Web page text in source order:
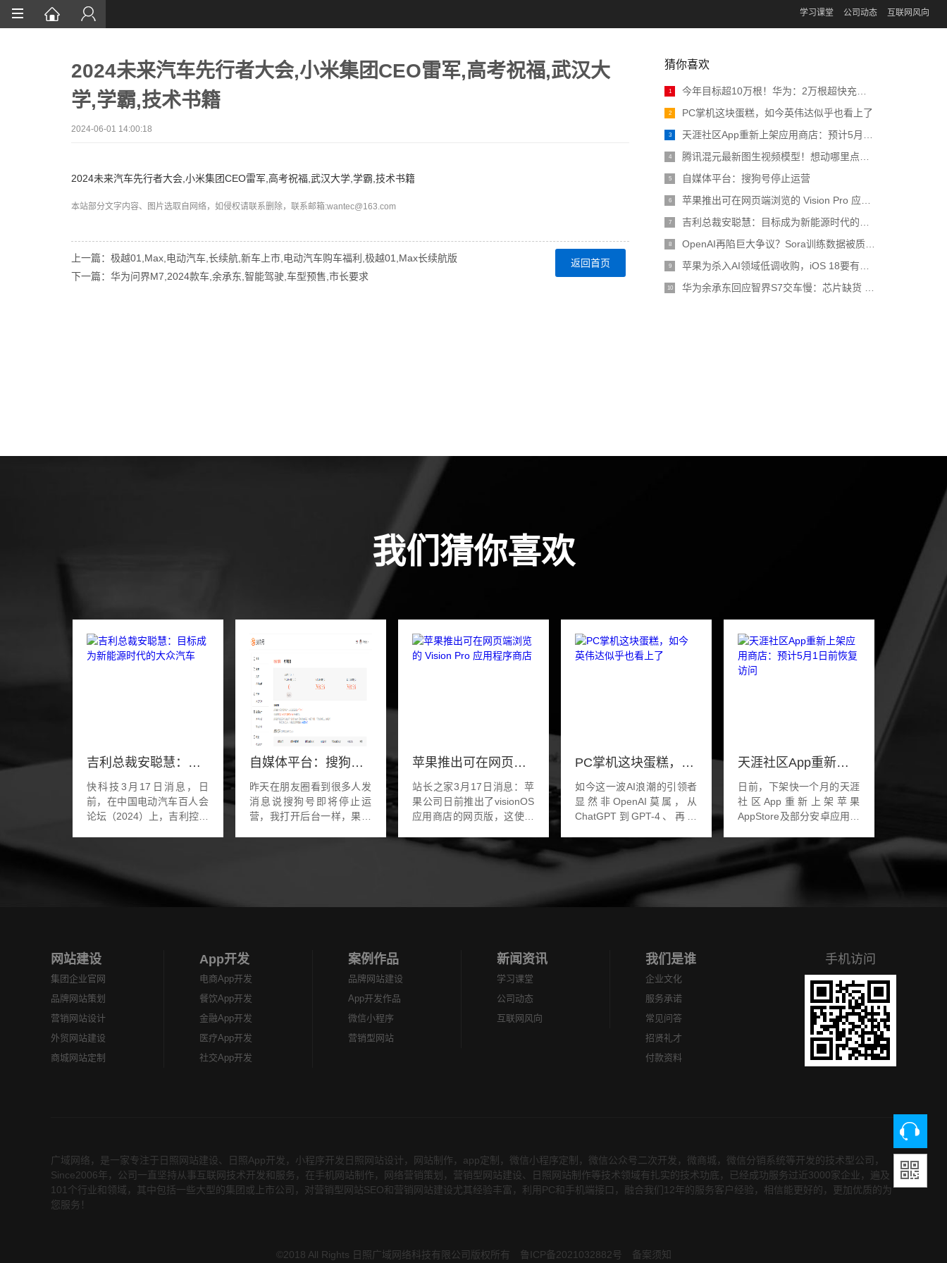
学习课堂 公司动态 互联网风向
2024未来汽车先行者大会,小米集团CEO雷军,高考祝福,武汉大
学,学霸,技术书籍
2024-06-01 14:00:18
2024未来汽车先行者大会,小米集团CEO雷军,高考祝福,武汉大学,学霸,技术书籍
本站部分文字内容、图片选取自网络，如侵权请联系删除，联系邮箱:wantec@163.com
返回首页
上一篇：极越01,Max,电动汽车,长续航,新车上市,电动汽车购车福利,极越01,Max长续航版
下一篇：华为问界M7,2024款车,余承东,智能驾驶,车型预售,市长要求
猜你喜欢
1 今年目标超10万根！华为：2万根超快充充电桩投入运营
2 PC掌机这块蛋糕，如今英伟达似乎也看上了
3 天涯社区App重新上架应用商店：预计5月1日前恢复访问
4 腾讯混元最新图生视频模型！想动哪里点哪里，诸葛青睁眼原来长这样 | 开源
5 自媒体平台：搜狗号停止运营
6 苹果推出可在网页端浏览的 Vision Pro 应用程序商店
7 吉利总裁安聪慧：目标成为新能源时代的大众汽车
8 OpenAI再陷巨大争议？Sora训练数据被质疑非法，CTO采访疯狂翻车
9 苹果为杀入AI领域低调收购，iOS 18要有大动作
10 华为余承东回应智界S7交车慢：芯片缺货 预计4月恢复正常
我们猜你喜欢
吉利总裁安聪慧：目标成为新能源时代的大众汽车
快科技3月17日消息，日
前，在中国电动汽车百人会
论坛（2024）上，吉利控股
标，就是我们通过努力希...
自媒体平台：搜狗号停止运营
昨天在朋友圈看到很多人发
消息说搜狗号即将停止运
营，我打开后台一样，果然
苹果推出可在网页端浏览的 Vision Pro 应用程序商店
站长之家3月17日消息：苹
果公司日前推出了visionOS
应用商店的网页版，这使得
者能够在线查看适用于该设
备的各种应用程序。正如
PC掌机这块蛋糕，如今英伟达似乎也看上了
如今这一波AI浪潮的引领者
显然非OpenAI莫属，从
ChatGPT到GPT-4、再到
的成功，但这家公司并不没
有吃到最大红利，真正闷声
天涯社区App重新上架应用商店：预计5月1日前恢复访问
日前，下架快一个月的天涯
社区App重新上架苹果
AppStore及部分安卓应用商
7.3.0。目前天涯社区App无
法注册账号、登陆账号，选
择注册账号时会提示未能...
网站建设
集团企业官网
品牌网站策划
营销网站设计
外贸网站建设
商城网站定制
App开发
电商App开发
餐饮App开发
金融App开发
医疗App开发
社交App开发
案例作品
品牌网站建设
App开发作品
微信小程序
营销型网站
新闻资讯
学习课堂
公司动态
互联网风向
我们是谁
企业文化
服务承诺
常见问答
招贤礼才
付款资料
手机访问
广域网络，是一家专注于 日照网站建设、 日照App开发 ，小程序开发日照网站设计，网站制作，app定制，微信小程序定制，微信公众号二次开发，微商城，微信分销系统等开发的技术型公司，
Since2006年，公司一直坚持从事互联网技术开发和服务，在手机网站制作，网络营销策划，营销型网站建设、日照网站制作等技术领域有扎实的技术功底，已经成功服务过近3000家企业，遍及
101个行业和领域，其中包括一些大型的集团或上市公司，对营销型网站SEO和营销网站建设尤其经验丰富，利用PC和手机端接口，融合我们12年的服务客户经验，相信能更好的，更加优质的为
您服务！
©2018 All Rights 日照广域网络科技有限公司版权所有 鲁ICP备2021032882号 备案须知